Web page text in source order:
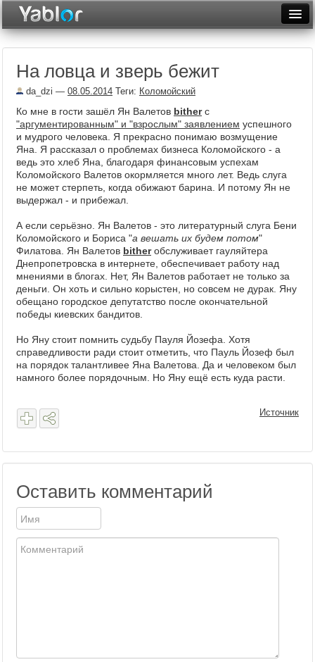
Неделя
Месяц
Рейтинги
Архив
Фототоп
На ловца и зверь бежит
da_dzi — 08.05.2014 Теги: Коломойский
Ко мне в гости зашёл Ян Валетов bitherс
"аргументированным" и "взрослым" заявлением успешного
и мудрого человека. Я прекрасно понимаю возмущение
Яна. Я рассказал о проблемах бизнеса Коломойского - а
ведь это хлеб Яна, благодаря финансовым успехам
Коломойского Валетов окормляется много лет. Ведь слуга
не может стерпеть, когда обижают барина. И потому Ян не
выдержал - и прибежал.
А если серьёзно. Ян Валетов - это литературный слуга Бени
Коломойского и Бориса "а вешать их будем потом"
Филатова. Ян Валетов bitherобслуживает гауляйтера
Днепропетровска в интернете, обеспечивает работу над
мнениями в блогах. Нет, Ян Валетов работает не только за
деньги. Он хоть и сильно корыстен, но совсем не дурак. Яну
обещано городское депутатство после окончательной
победы киевских бандитов.
Но Яну стоит помнить судьбу Пауля Йозефа. Хотя
справедливости ради стоит отметить, что Пауль Йозеф был
на порядок талантливее Яна Валетова. Да и человеком был
намного более порядочным. Но Яну ещё есть куда расти.
Источник
Оставить комментарий